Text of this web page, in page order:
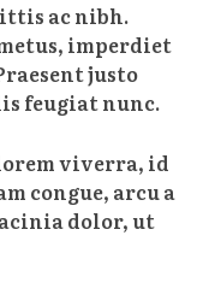
ac nibh.
imperdiet
justo
feugiat nunc.
viverra, id
congue, arcu a
dolor, ut